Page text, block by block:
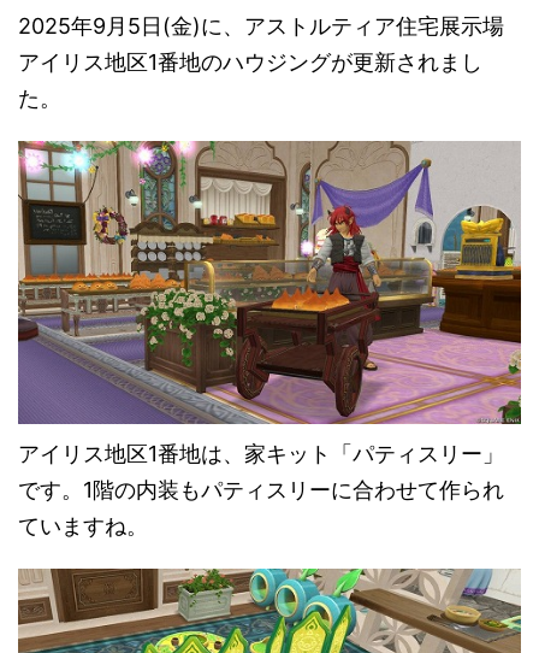
2025年9月5日(金)に、アストルティア住宅展示場
アイリス地区1番地のハウジングが更新されまし
た。
アイリス地区1番地は、家キット「パティスリー」
です。1階の内装もパティスリーに合わせて作られ
ていますね。